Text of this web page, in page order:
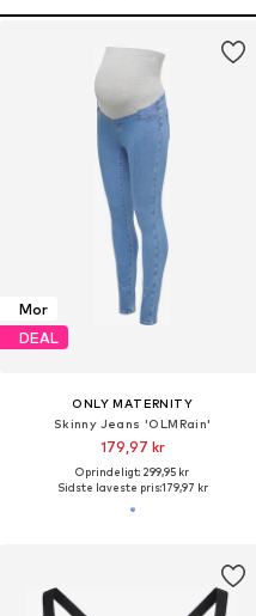
Mor
DEAL
ONLY MATERNITY
Skinny Jeans 'OLMRain'
179,97 kr
Oprindeligt: 299,95 kr
Sidste laveste pris:179,97 kr